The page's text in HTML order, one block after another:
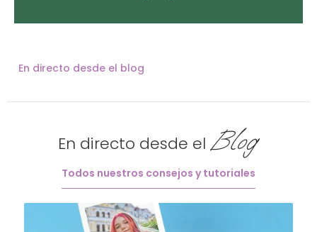
En directo desde el blog
En directo desde el Blog
Todos nuestros consejos y tutoriales